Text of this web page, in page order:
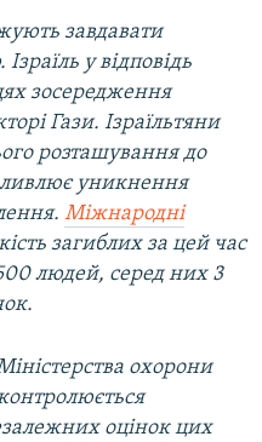
завдавати
у відповідь
зосередження
Гази. Ізраїльтяни
розташування до
уникнення
Міжнародні
загиблих за цей час
людей, серед них 3
охорони
оцінок цих